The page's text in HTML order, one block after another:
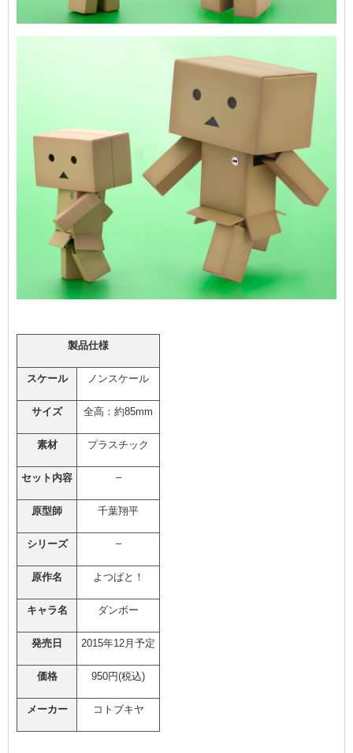
製品仕様
スケール ノンスケール
サイズ 全高：約85mm
素材 プラスチック
セット内容 –
原型師 千葉翔平
シリーズ –
原作名 よつばと！
キャラ名 ダンボー
発売日 2015年12月予定
価格 950円(税込)
メーカー コトブキヤ